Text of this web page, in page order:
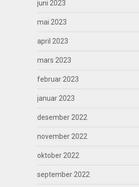
juni 2023
mai 2023
april 2023
mars 2023
februar 2023
januar 2023
desember 2022
november 2022
oktober 2022
september 2022